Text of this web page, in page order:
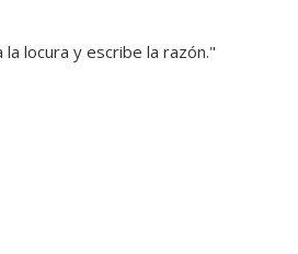
locura y escribe la razón."